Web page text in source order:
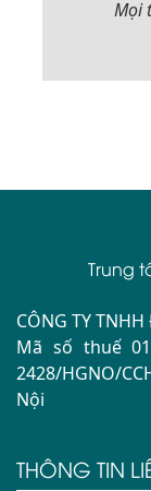
Mọi
Trung
CÔNG TY
Mã số thuế
2428/HGNO/
Nội
THÔNG TIN